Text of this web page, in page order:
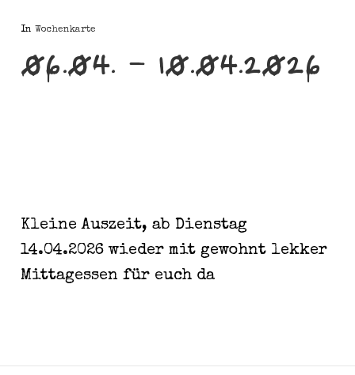
In Wochenkarte
06.04. – 10.04.2026
Kleine Auszeit, ab Dienstag
14.04.2026 wieder mit gewohnt lekker
Mittagessen für euch da